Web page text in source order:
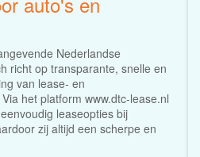
Nederlandse
richt op transparante, snelle en
van lease- en
het platform www.dtc-lease.nl
leaseopties bij
zij altijd een scherpe en